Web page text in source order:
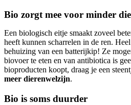
Bio zorgt mee voor minder
Een biologisch eitje smaakt zoveel
heeft kunnen scharrelen in de ren.
behuizing van een batterijkip! Ze
biovoer te eten en van antibiotica is
bioproducten koopt, draag je een
meer dierenwelzijn.
Bio is soms duurder